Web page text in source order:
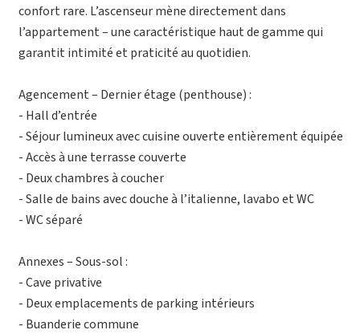
confort rare. L’ascenseur mène directement dans
l’appartement – une caractéristique haut de gamme qui
garantit intimité et praticité au quotidien.
Agencement – Dernier étage (penthouse) :
- Hall d’entrée
- Séjour lumineux avec cuisine ouverte entièrement équipée
- Accès à une terrasse couverte
- Deux chambres à coucher
- Salle de bains avec douche à l’italienne, lavabo et WC
- WC séparé
Annexes – Sous-sol :
- Cave privative
- Deux emplacements de parking intérieurs
- Buanderie commune